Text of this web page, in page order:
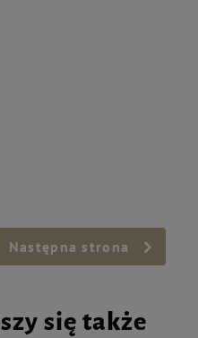
Następna strona
się także